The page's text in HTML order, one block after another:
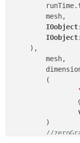
        mesh,
IOobject
IOobject
    ),
//